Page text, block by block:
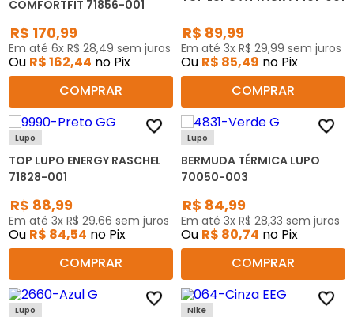
COMFORTFIT 71856-001
R$ 170,99
Em até 6x R$ 28,49 sem juros
Ou R$162,44 no Pix
COMPRAR
R$ 89,99
Em até 3x R$ 29,99 sem juros
Ou R$ 85,49 no Pix
COMPRAR
Lupo
TOP LUPO ENERGY RASCHEL
71828-001
R$ 88,99
Em até 3x R$ 29,66 sem juros
Ou R$ 84,54 no Pix
COMPRAR
Lupo
BERMUDA TÉRMICA LUPO
70050-003
R$ 84,99
Em até 3x R$ 28,33 sem juros
Ou R$ 80,74 no Pix
COMPRAR
Lupo Nike